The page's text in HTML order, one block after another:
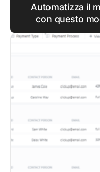
Automatizza il
con questo